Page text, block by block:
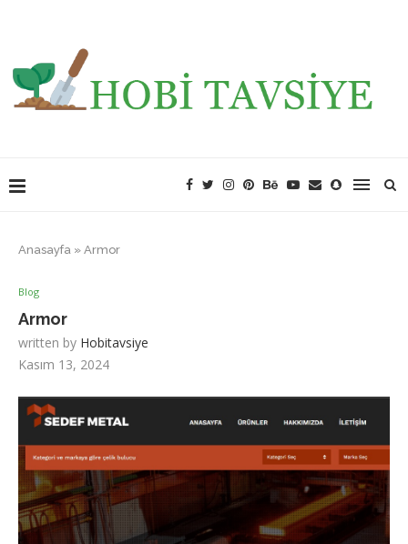
Anasayfa » Armor
Blog
Armor
written by Hobitavsiye
Kasım 13, 2024